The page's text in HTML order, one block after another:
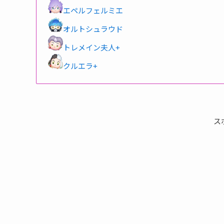
エペルフェルミエ
オルトシュラウド
トレメイン夫人+
クルエラ+
ス